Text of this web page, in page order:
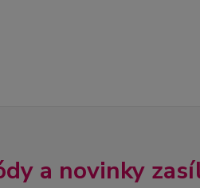
a novinky